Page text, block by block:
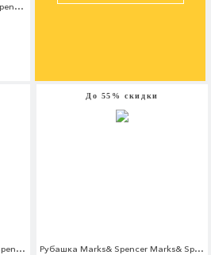
Юбка Marks& Spencer Marks& Spencer MA178EWBKYX3
Брюки Marks& Spencer Marks& Spencer MA178EMBJLA7
До 55% скидки
Рубашка Marks& Spencer Marks& Spencer MA178EMBJKW9